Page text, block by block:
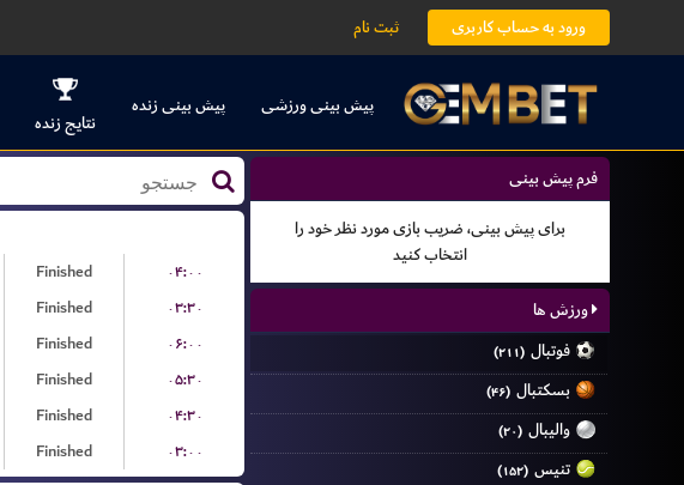
ورود به حساب کاربری ثبت نام
پیش بینی ورزشی پیش بینی زنده
نتایج زنده
فرم پیش بینی
برای پیش بینی، ضریب بازی مورد نظر خود را
انتخاب کنید
ورزش ها
فوتبال (۲۱۱)
بسکتبال (۴۶)
والیبال (۲۰)
تنیس (۱۵۲)
Finished
۰۴:۰۰
Finished
۰۳:۳۰
Finished
۰۶:۰۰
Finished
۰۵:۳۰
Finished
۰۴:۳۰
Finished ۰۳:۰۰